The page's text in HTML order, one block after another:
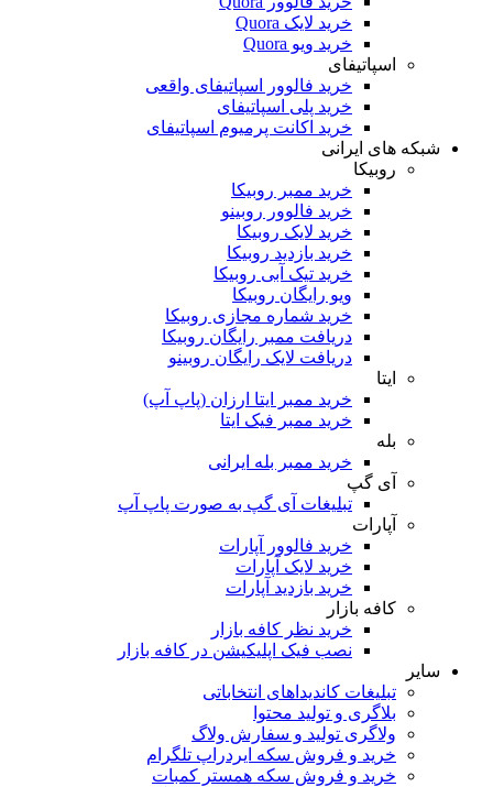
خرید لایک Quora
خرید ویو Quora
اسپاتیفای
خرید فالوور اسپاتیفای واقعی
خرید پلی اسپاتیفای
خرید اکانت پرمیوم اسپاتیفای
شبکه های ایرانی
روبیکا
خرید ممبر روبیکا
خرید فالوور روبینو
خرید لایک روبیکا
خرید بازدید روبیکا
خرید تیک آبی روبیکا
ویو رایگان روبیکا
خرید شماره مجازی روبیکا
دریافت ممبر رایگان روبیکا
دریافت لایک رایگان روبینو
ایتا
خرید ممبر ایتا ارزان (پاپ آپ)
خرید ممبر فیک ایتا
بله
خرید ممبر بله ایرانی
آی گپ
تبلیغات آی گپ به صورت پاپ آپ
آپارات
خرید فالوور آپارات
خرید لایک آپارات
خرید بازدید آپارات
کافه بازار
خرید نظر کافه بازار
نصب فیک اپلیکیشن در کافه بازار
سایر
تبلیغات کاندیداهای انتخاباتی
بلاگری و تولید محتوا
ولاگری تولید و سفارش ولاگ
خرید و فروش سکه ایردراپ تلگرام
خرید و فروش سکه همستر کمبات